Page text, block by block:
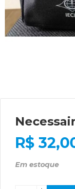
R$
Em estoque